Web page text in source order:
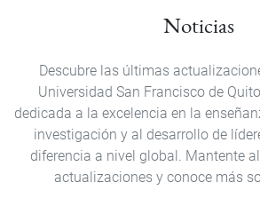
Noticias
Descubre las últimas
Universidad San Francisco de
dedicada a la excelencia en la
investigación y al desarrollo de
diferencia a nivel global. Mantente
actualizaciones y conoce más